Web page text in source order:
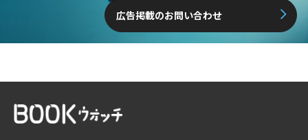
広告掲載のお問い合わせ